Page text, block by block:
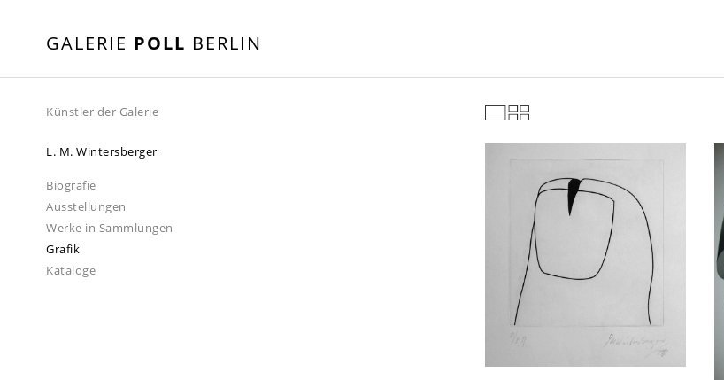
GALERIE POLL BERLIN
Künstler der Galerie
L. M. Wintersberger
Biografie
Ausstellungen
Werke in Sammlungen
Grafik
Kataloge